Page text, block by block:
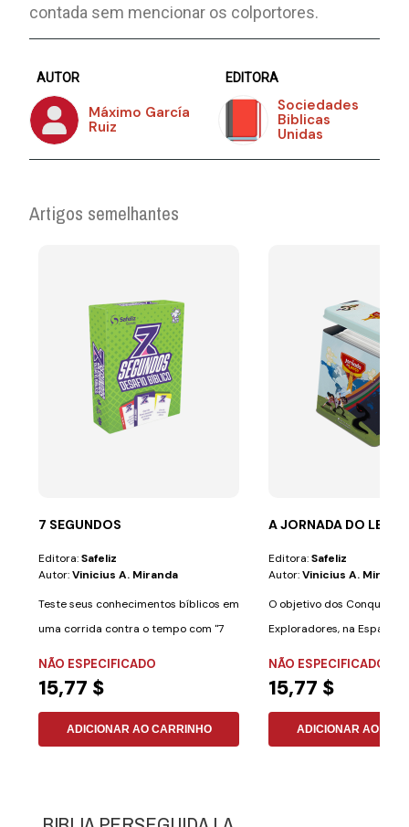
contada sem mencionar os colportores.
AUTOR
Máximo García
Ruiz
EDITORA
Sociedades
Biblicas
Unidas
Artigos semelhantes
7 SEGUNDOS
Editora:Safeliz
Autor:Vinicius A. Miranda
Teste seus conhecimentos bíblicos em
uma corrida contra o tempo com "7
NÃO ESPECIFICADO
15,77 $
ADICIONAR AO CARRINHO
A JORNADA DO
Editora:Safeliz
Autor:Vinicius A. Miranda
O objetivo dos
Exploradores, na Espanha)
NÃO ESPECIFICADO
15,77 $
ADICIONAR AO